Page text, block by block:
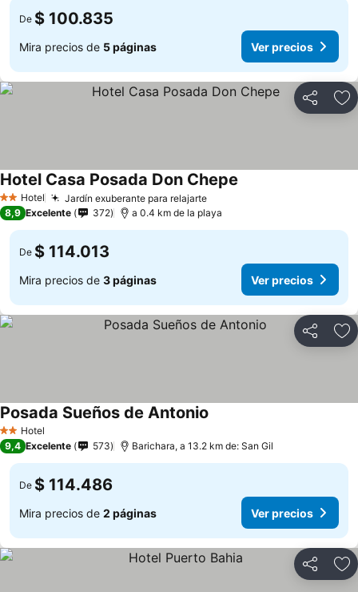
De $ 100.835
Mira precios de 5 páginas Ver precios
Compartir
2 Estrellas
Hotel Jardín exuberante para relajarte
Hotel Casa Posada Don Chepe
8,9 Excelente 372 a 0.4 km de la playa
De $ 114.013
Mira precios de 3 páginas Ver precios
Compartir
2 Estrellas
Hotel
Posada Sueños de Antonio
9,4 Excelente 573 Barichara, a 13.2 km de: San Gil
De $ 114.486
Mira precios de 2 páginas Ver precios
Compartir